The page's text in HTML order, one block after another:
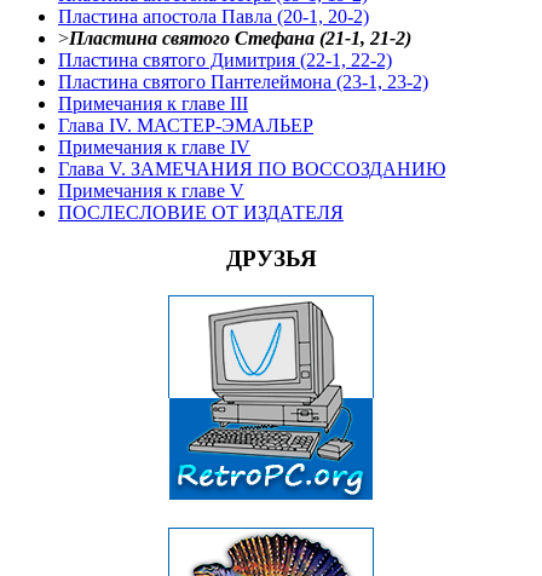
Пластина апостола Павла (20-1, 20-2)
>Пластина святого Стефана (21-1, 21-2)
Пластина святого Димитрия (22-1, 22-2)
Пластина святого Пантелеймона (23-1, 23-2)
Примечания к главе III
Глава IV. МАСТЕР-ЭМАЛЬЕР
Примечания к главе IV
Глава V. ЗАМЕЧАНИЯ ПО ВОССОЗДАНИЮ
Примечания к главе V
ПОСЛЕСЛОВИЕ ОТ ИЗДАТЕЛЯ
ДРУЗЬЯ